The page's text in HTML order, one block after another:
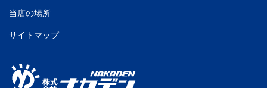
当店の場所
サイトマップ